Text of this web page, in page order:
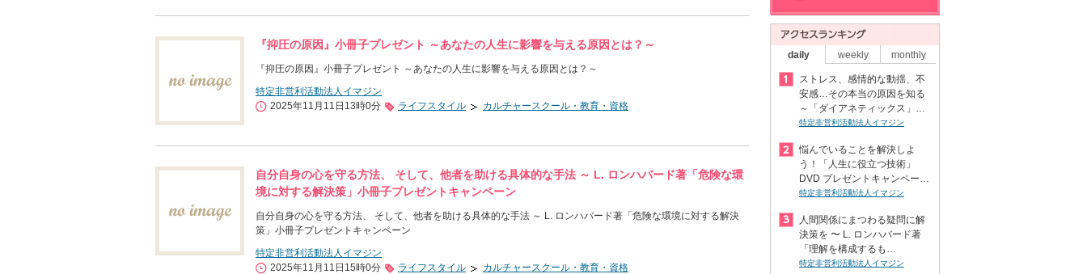
『抑圧の原因』小冊子プレゼント ～あなたの人生に影響を与える原因とは？～
『抑圧の原因』小冊子プレゼント ～あなたの人生に影響を与える原因とは？～
特定非営利活動法人イマジン
2025年11月11日13時0分
ライフスタイル カルチャースクール・教育・資格
自分自身の心を守る方法、 そして、他者を助ける具体的な手法 ～ L. ロンハバード著「危険な環
境に対する解決策」小冊子プレゼントキャンペーン
自分自身の心を守る方法、 そして、他者を助ける具体的な手法 ～ L. ロンハバード著「危険な環境に対する解決
策」小冊子プレゼントキャンペーン
特定非営利活動法人イマジン
2025年11月11日15時0分
ライフスタイル カルチャースクール・教育・資格
daily weekly monthly
ストレス、感情的な動揺、不
安感…その本当の原因を知る
～「ダイアネティックス」…
特定非営利活動法人イマジン
悩んでいることを解決しよ
う！「人生に役立つ技術」
DVD プレゼントキャンペー…
特定非営利活動法人イマジン
人間関係にまつわる疑問に解
決策を 〜 L. ロンハバード著
「理解を構成するも…
特定非営利活動法人イマジン